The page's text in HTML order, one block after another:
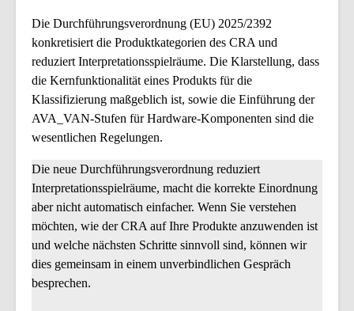
Die Durchführungsverordnung (EU) 2025/2392
konkretisiert die Produktkategorien des CRA und
reduziert Interpretationsspielräume. Die Klarstellung, dass
die Kernfunktionalität eines Produkts für die
Klassifizierung maßgeblich ist, sowie die Einführung der
AVA_VAN-Stufen für Hardware-Komponenten sind die
wesentlichen Regelungen.
Die neue Durchführungsverordnung reduziert
Interpretationsspielräume, macht die korrekte Einordnung
aber nicht automatisch einfacher. Wenn Sie verstehen
möchten, wie der CRA auf Ihre Produkte anzuwenden ist
und welche nächsten Schritte sinnvoll sind, können wir
dies gemeinsam in einem unverbindlichen Gespräch
besprechen.